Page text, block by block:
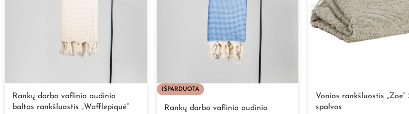
Rankų darbo vaflinio audinio
baltas rankšluostis „Wafflepiqué”
IŠPARDUOTA
Rankų darbo vaflinio audinio
Vonios rankšluostis „Zoe“
spalvos